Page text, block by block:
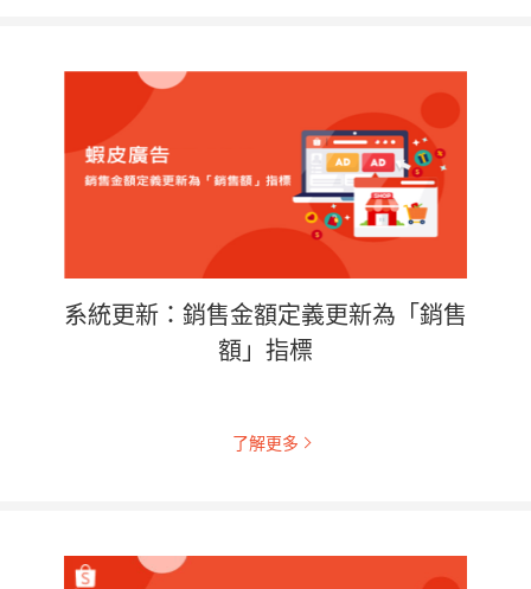
系統更新：銷售金額定義更新為「銷售
額」指標
了解更多